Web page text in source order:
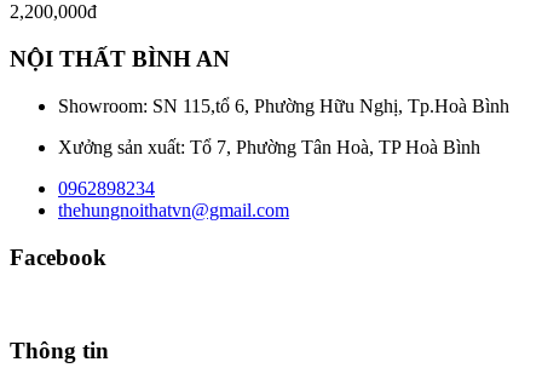
2,200,000đ
NỘI THẤT BÌNH AN
Showroom: SN 115,tổ 6, Phường Hữu Nghị, Tp.Hoà Bình
Xưởng sản xuất: Tổ 7, Phường Tân Hoà, TP Hoà Bình
0962898234
thehungnoithatvn@gmail.com
Facebook
Thông tin